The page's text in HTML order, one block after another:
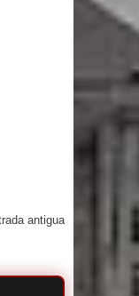
antigua